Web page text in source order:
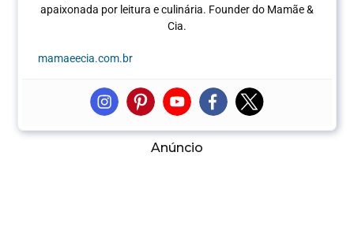
apaixonada por leitura e culinária. Founder do Mamãe &
Cia.
mamaeecia.com.br
Anúncio